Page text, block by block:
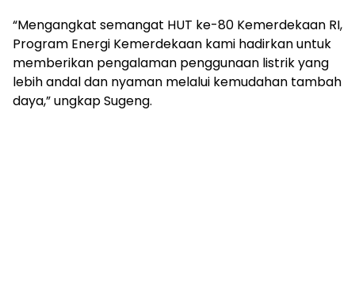
“Mengangkat semangat HUT ke-80 Kemerdekaan RI,
Program Energi Kemerdekaan kami hadirkan untuk
memberikan pengalaman penggunaan listrik yang
lebih andal dan nyaman melalui kemudahan tambah
daya,” ungkap Sugeng.